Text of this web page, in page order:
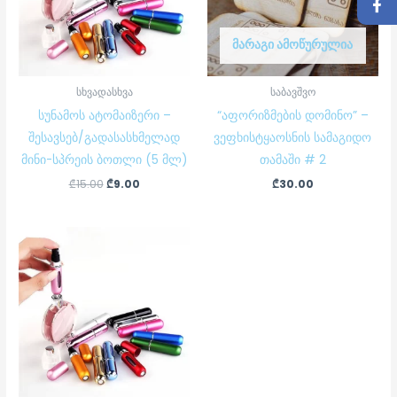
სხვადასხვა
სუნამოს ატომაიზერი –
შესავსებ/გადასასხმელად
მინი-სპრეის ბოთლი (5 მლ)
₾15.00 ₾9.00
ᲛᲐᲠᲐᲒᲘ ᲐᲛᲝᲬᲣᲠᲣᲚᲘᲐ
საბავშვო
“აფორიზმების დომინო” –
ვეფხისტყაოსნის სამაგიდო
თამაში # 2
₾30.00